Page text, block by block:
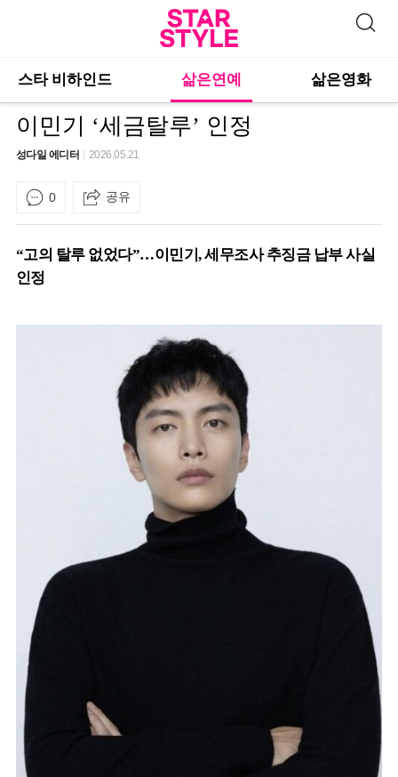
스타 비하인드 삶은연예 삶은영화
이민기 ‘세금탈루’ 인정
성다일 에디터 2026.05.21
0 공유
“고의 탈루 없었다”…이민기, 세무조사 추징금 납부 사실
인정